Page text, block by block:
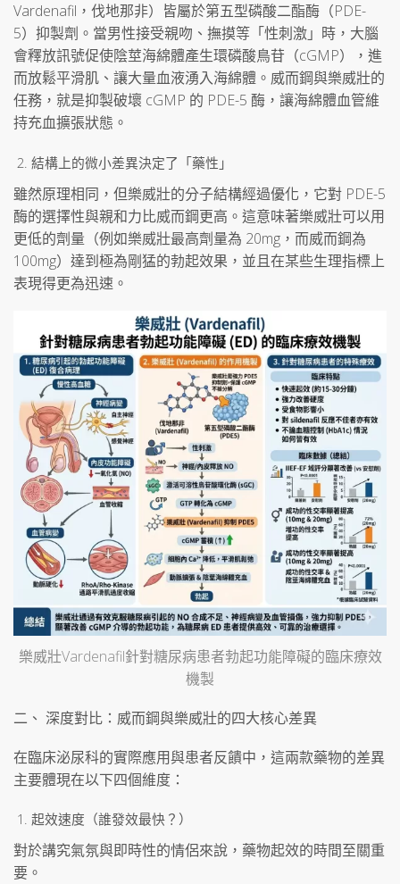
Vardenafil，伐地那非）皆屬於第五型磷酸二酯酶（PDE-
5）抑製劑。當男性接受親吻、撫摸等「性刺激」時，大腦
會釋放訊號促使陰莖海綿體產生環磷酸鳥苷（cGMP），進
而放鬆平滑肌、讓大量血液湧入海綿體。威而鋼與樂威壯的
任務，就是抑製破壞 cGMP 的 PDE-5 酶，讓海綿體血管維
持充血擴張狀態。
結構上的微小差異決定了「藥性」
雖然原理相同，但樂威壯的分子結構經過優化，它對 PDE-5
酶的選擇性與親和力比威而鋼更高。這意味著樂威壯可以用
更低的劑量（例如樂威壯最高劑量為 20mg，而威而鋼為
100mg）達到極為剛猛的勃起效果，並且在某些生理指標上
表現得更為迅速。
樂威壯Vardenafil針對糖尿病患者勃起功能障礙的臨床療效
機製
二、 深度對比：威而鋼與樂威壯的四大核心差異
在臨床泌尿科的實際應用與患者反饋中，這兩款藥物的差異
主要體現在以下四個維度：
起效速度（誰發效最快？）
對於講究氣氛與即時性的情侶來說，藥物起效的時間至關重
要。